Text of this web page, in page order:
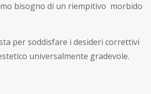
bisogno di un riempitivo morbido
per soddisfare i desideri correttivi
universalmente gradevole.